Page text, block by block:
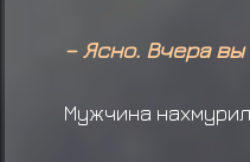
– Ясно. Вчера
Мужчина